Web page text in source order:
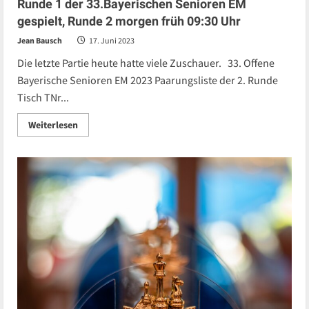
Runde 1 der 33.Bayerischen Senioren EM
gespielt, Runde 2 morgen früh 09:30 Uhr
Jean Bausch 17. Juni 2023
Die letzte Partie heute hatte viele Zuschauer. 33. Offene
Bayerische Senioren EM 2023 Paarungsliste der 2. Runde
Tisch TNr...
WeiterlesenRead
more
1
33.Bayerischen
morgen
früh
09:30
Uhr